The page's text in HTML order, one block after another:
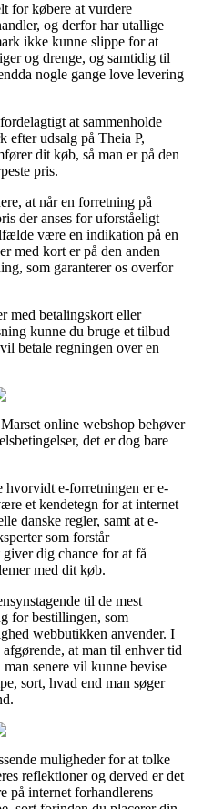
for købere at vurdere
og derfor har utallige
ikke kunne slippe for at
og drenge, og samtidig til
nogle gange love levering
at sammenholde
efter udsalg på Theia P,
dit køb, så man er på den
pris.
at når en forretning på
der anses for uforståeligt
være en indikation på en
med kort er på den anden
som garanterer os overfor
med betalingskort eller
kunne du bruge et tilbud
betale regningen over en
online webshop behøver
det er dog bare
hvorvidt e-forretningen er e-
et kendetegn for at internet
danske regler, samt at e-
som forstår
giver dig chance for at få
med dit køb.
til de mest
for bestillingen, som
webbutikken anvender. I
at man til enhver tid
senere vil kunne bevise
sort, hvad end man søger
muligheder for at tolke
reflektioner og derved er det
på internet forhandlerens